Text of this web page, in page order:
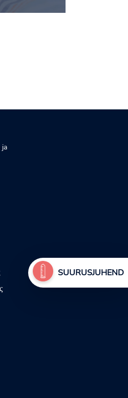
SUURUSJUHEND